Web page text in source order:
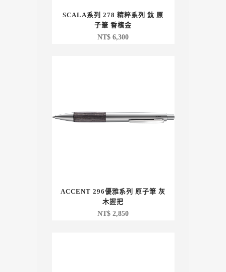
SCALA系列 278 精粹系列 鈦 原
子筆 香檳金
NT$ 6,300
ACCENT 296優雅系列 原子筆 灰
木握把
NT$ 2,850